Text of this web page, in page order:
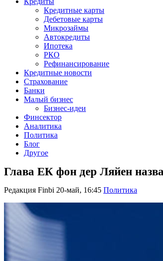
Кредитные карты
Дебетовые карты
Микрозаймы
Автокредиты
Ипотека
РКО
Рефинансирование
Кредитные новости
Страхование
Банки
Малый бизнес
Бизнес-идеи
Финсектор
Аналитика
Политика
Блог
Другое
Глава ЕК фон дер Ляйен
Редакция Finbi 20-май, 16:45 Политика